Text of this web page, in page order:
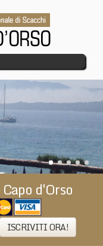
d'Orso
ISCRIVITI ORA!